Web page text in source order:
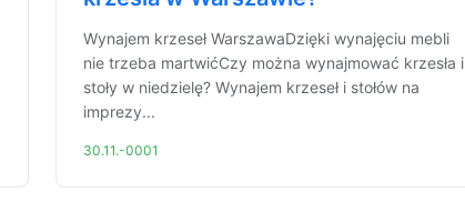
Wynajem krzeseł WarszawaDzięki wynajęciu mebli
nie trzeba martwićCzy można wynajmować krzesła i
stoły w niedzielę? Wynajem krzeseł i stołów na
imprezy...
30.11.-0001